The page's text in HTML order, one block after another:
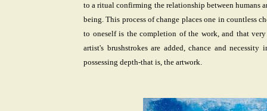
to a ritual confirming the relationship between humans
being. This process of change places one in countless
to oneself is the completion of the work, and that
artist's brushstrokes are added, chance and
possessing depth-that is, the artwork.